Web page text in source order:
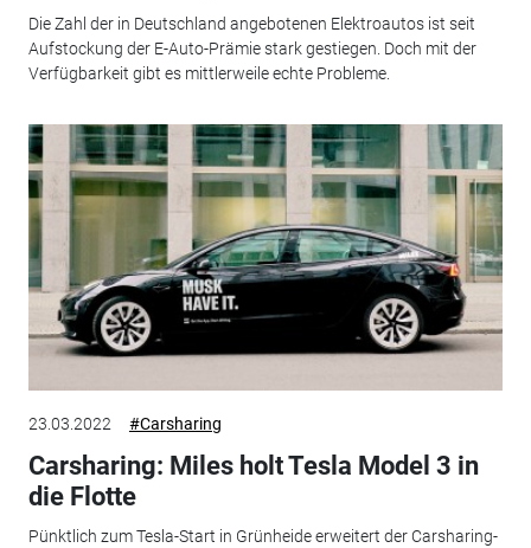
Die Zahl der in Deutschland angebotenen Elektroautos ist seit
Aufstockung der E-Auto-Prämie stark gestiegen. Doch mit der
Verfügbarkeit gibt es mittlerweile echte Probleme.
23.03.2022 #Carsharing
Carsharing: Miles holt Tesla Model 3 in
die Flotte
Pünktlich zum Tesla-Start in Grünheide erweitert der Carsharing-